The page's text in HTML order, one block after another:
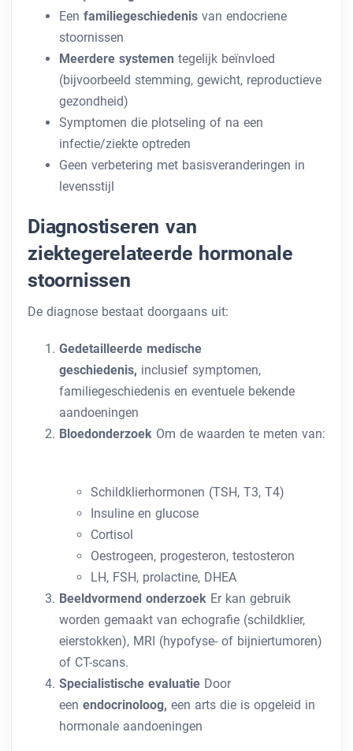
Een familiegeschiedenis van endocriene
stoornissen
Meerdere systemen tegelijk beïnvloed
(bijvoorbeeld stemming, gewicht, reproductieve
gezondheid)
Symptomen die plotseling of na een
infectie/ziekte optreden
Geen verbetering met basisveranderingen in
levensstijl
Diagnostiseren van
ziektegerelateerde hormonale
stoornissen
De diagnose bestaat doorgaans uit:
Gedetailleerde medische
geschiedenis, inclusief symptomen,
familiegeschiedenis en eventuele bekende
aandoeningen
Bloedonderzoek Om de waarden te meten van:
Schildklierhormonen (TSH, T3, T4)
Insuline en glucose
Cortisol
Oestrogeen, progesteron, testosteron
LH, FSH, prolactine, DHEA
Beeldvormend onderzoek Er kan gebruik
worden gemaakt van echografie (schildklier,
eierstokken), MRI (hypofyse- of bijniertumoren)
of CT-scans.
Specialistische evaluatie Door
een endocrinoloog, een arts die is opgeleid in
hormonale aandoeningen